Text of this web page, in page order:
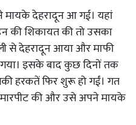
देहरादून आ गई। यहां
की शिकायत की तो उसका
से देहरादून आया और माफी
इसके बाद कुछ दिनों तक
हरकतें फिर शुरू हो गईं। गत
की और उसे अपने मायके